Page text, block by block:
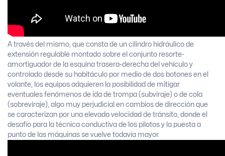
A través del mismo, que consta de un cilindro hidráulico de
extensión regulable montado sobre el conjunto resorte-
amortiguador de la esquina trasera-derecha del vehículo y
controlado desde su habitáculo por medio de dos botones en el
volante, los equipos adquieren la posibilidad de mitigar
eventuales fenómenos de ida de trompa (subviraje) o de cola
(sobreviraje), algo muy perjudicial en cambios de dirección que
se caracterizan por una elevada velocidad de tránsito, donde el
desafío para la técnica conductiva de los pilotos y la puesta a
punto de las máquinas se vuelve todavía mayor.